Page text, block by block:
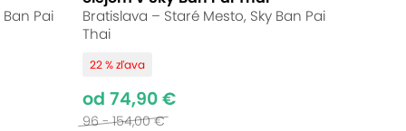
v Thai La Flora. Odborné ruky
a zažite techniky, ktoré
Pai
Bratislava – Staré Mesto, Sky Ban Pai
Thai
22 % zľava
od 74,90 €
96 - 154,00 €